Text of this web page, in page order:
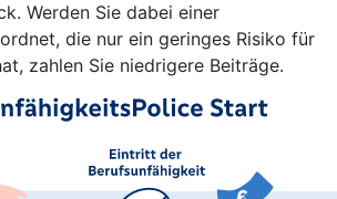
Werden Sie dabei einer
die nur ein geringes Risiko für
zahlen Sie niedrigere Beiträge.